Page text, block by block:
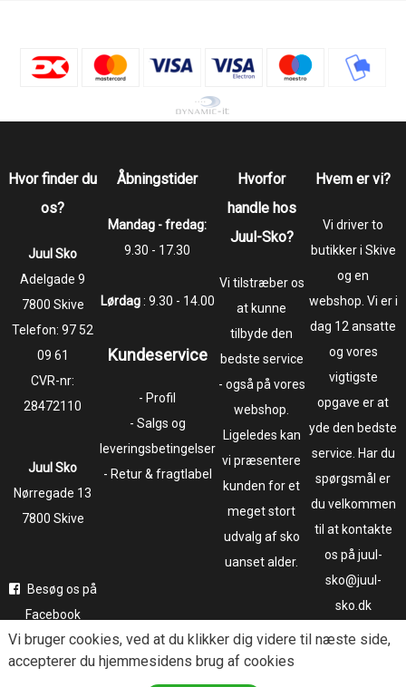
Hvor finder du
os?
Juul Sko
​​​​​​​Adelgade 9
7800 Skive
Telefon:97 52
09 61
CVR-nr:
28472110
Juul Sko
​​​​​​​Nørregade 13
7800 Skive
Besøg os på
Facebook
Følg os på
Åbningstider
Mandag - fredag:
9.30 - 17.30
Lørdag: 9.30 - 14.00
Kundeservice
- Profil
- Salgs og
leveringsbetingelser
- Retur & fragtlabel
Hvorfor
handle hos
Juul-Sko?
Vi tilstræber os
at kunne
tilbyde den
bedste service
- også på vores
webshop.
Ligeledes kan
vi præsentere
kunden for et
meget stort
udvalg af sko
uanset alder.
Hvem er vi?
Vi driver to
butikker i Skive
og en
webshop. Vi er i
dag 12 ansatte
og vores
vigtigste
opgave er at
yde den bedste
service. Har du
spørgsmål er
du velkommen
til at kontakte
os på juul-
sko@juul-
sko.dk
Vi bruger cookies, ved at du klikker dig videre til næste side,
accepterer du hjemmesidens brug af cookies